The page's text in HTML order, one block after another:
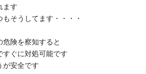
ます
そうしてます・・・・
険を察知すると
すぐに対処可能です
が安全です